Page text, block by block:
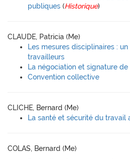
publiques (Historique)
CLAUDE, Patricia (Me)
Les mesures disciplinaires :
travailleurs
La négociation et signature
Convention collective
CLICHE, Bernard (Me)
La santé et sécurité du travail
COLAS, Bernard (Me)